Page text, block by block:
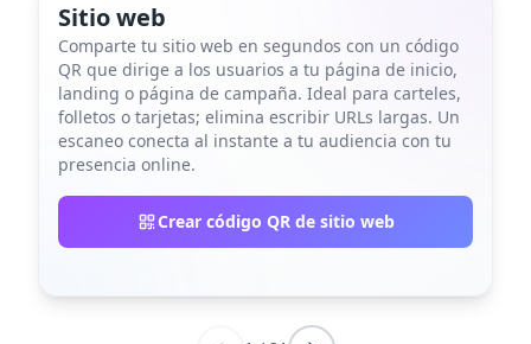
Sitio web
Comparte tu sitio web en segundos con un código
QR que dirige a los usuarios a tu página de inicio,
landing o página de campaña. Ideal para carteles,
folletos o tarjetas; elimina escribir URLs largas. Un
escaneo conecta al instante a tu audiencia con tu
presencia online.
Crear código QR de sitio web